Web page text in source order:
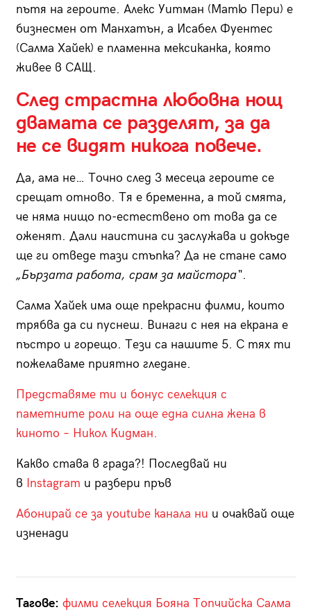
пътя на героите. Алекс Уитман (Матю Пери) е
бизнесмен от Манхатън, а Исабел Фуентес
(Салма Хайек) е пламенна мексиканка, която
живее в САЩ.
След страстна любовна нощ
двамата се разделят, за да
не се видят никога повече.
Да, ама не… Точно след 3 месеца героите се
срещат отново. Тя е бременна, а той смята,
че няма нищо по-естествено от това да се
оженят. Дали наистина си заслужава и докъде
ще ги отведе тази стъпка? Да не стане само
„Бързата работа, срам за майстора“.
Салма Хайек има още прекрасни филми, които
трябва да си пуснеш. Винаги с нея на екрана е
пъстро и горещо. Тези са нашите 5. С тях ти
пожелаваме приятно гледане.
Представяме ти и бонус селекция с
паметните роли на още една силна жена в
киното – Никол Кидман.
Какво става в града?! Последвай ни
в Instagram и разбери пръв
Абонирай се за youtube канала ни и очаквай още
изненади
Тагове: филми селекция Бояна Топчийска Салма